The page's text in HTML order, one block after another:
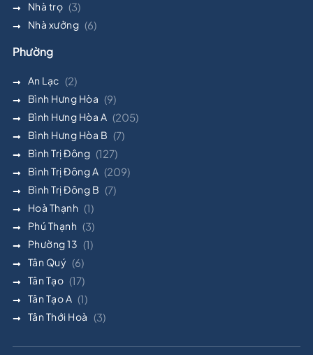
Nhà trọ (3)
Nhà xưởng (6)
Phường
An Lạc (2)
Bình Hưng Hòa (9)
Bình Hưng Hòa A (205)
Bình Hưng Hòa B (7)
Bình Trị Đông (127)
Bình Trị Đông A (209)
Bình Trị Đông B (7)
Hoà Thạnh (1)
Phú Thạnh (3)
Phường 13 (1)
Tân Quý (6)
Tân Tạo (17)
Tân Tạo A (1)
Tân Thới Hoà (3)